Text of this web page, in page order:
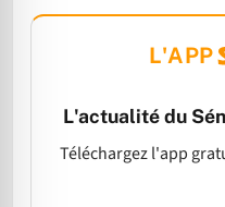
L'APP
L'actualité du
Téléchargez l'app